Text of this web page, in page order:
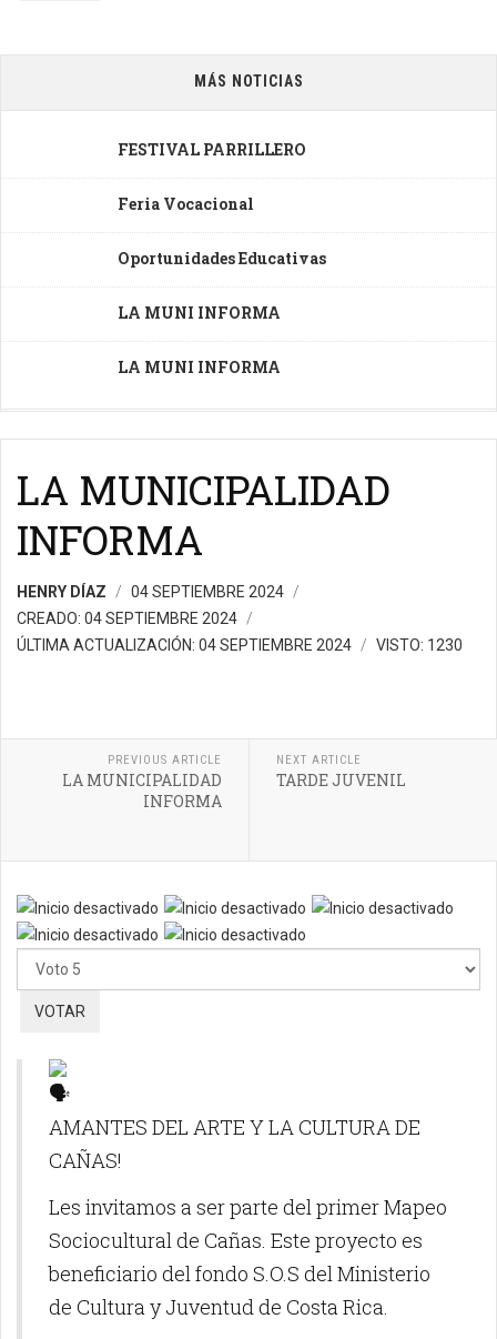
MÁS NOTICIAS
FESTIVAL PARRILLERO
Feria Vocacional
Oportunidades Educativas
LA MUNI INFORMA
LA MUNI INFORMA
LA MUNICIPALIDAD
INFORMA
HENRY DÍAZ
04 SEPTIEMBRE 2024
CREADO: 04 SEPTIEMBRE 2024
ÚLTIMA ACTUALIZACIÓN: 04 SEPTIEMBRE 2024
VISTO: 1230
PREVIOUS ARTICLE
LA MUNICIPALIDAD
INFORMA
NEXT ARTICLE
TARDE JUVENIL
vote
AMANTES DEL ARTE Y LA CULTURA DE
CAÑAS!
Les invitamos a ser parte del primer Mapeo
Sociocultural de Cañas. Este proyecto es
beneficiario del fondo S.O.S del Ministerio
de Cultura y Juventud de Costa Rica.